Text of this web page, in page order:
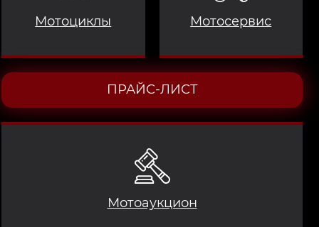
Мотоциклы
Мотоаукцион
Мотосервис
ПРАЙС-ЛИСТ